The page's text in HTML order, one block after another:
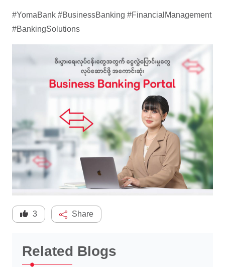
#YomaBank #BusinessBanking #FinancialManagement
#BankingSolutions
3 Share
Related Blogs